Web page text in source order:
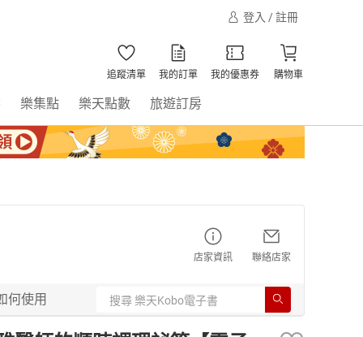
登入 / 註冊
追蹤清單 我的訂單 我的優惠券 購物車
樂集點 樂天點數 旅遊訂房
店家資訊 聯絡店家
何使用